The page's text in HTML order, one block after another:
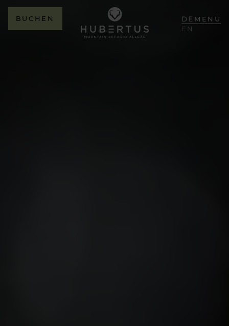
BUCHEN
DE
EN
MENÜ